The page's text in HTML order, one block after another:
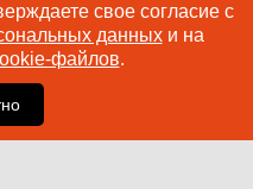
свое согласие с
данныхи на
файлов.